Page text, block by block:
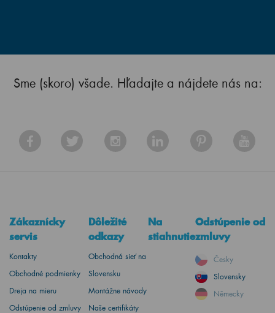
Sme (skoro) všade. Hľadajte a nájdete nás na:
Zákaznícky
servis
Kontakty
Obchodné podmienky
Dreja na mieru
Odstúpenie od zmluvy
Dôležité
odkazy
Obchodná sieť na
Slovensku
Montážne návody
Naše certifikáty
Na
stiahnutie
Odstúpenie od
zmluvy
Česky
Slovensky
Německy